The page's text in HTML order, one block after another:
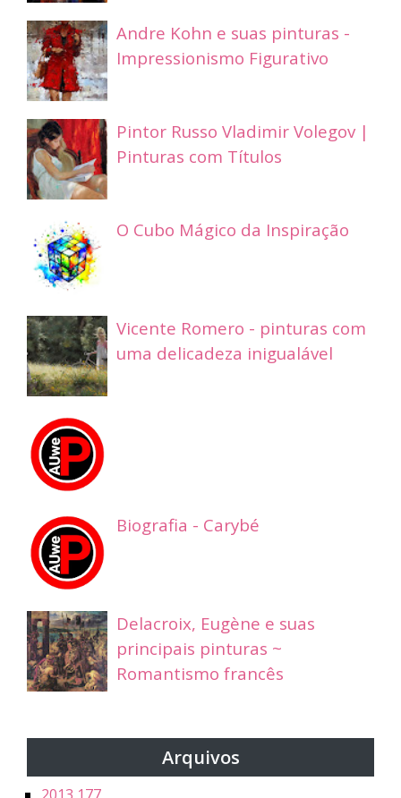
Andre Kohn e suas pinturas -
Impressionismo Figurativo
Pintor Russo Vladimir Volegov |
Pinturas com Títulos
O Cubo Mágico da Inspiração
Vicente Romero - pinturas com
uma delicadeza inigualável
Biografia - Carybé
Delacroix, Eugène e suas
principais pinturas ~
Romantismo francês
Arquivos